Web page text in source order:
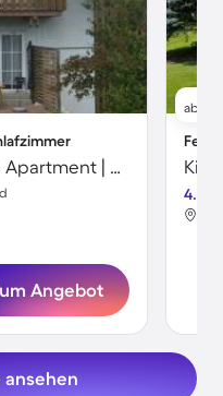
Familienorientiertes tolles Apartment | Skifahren in der Nähe | Hunde erlaubt
Angebot
ab
4.0